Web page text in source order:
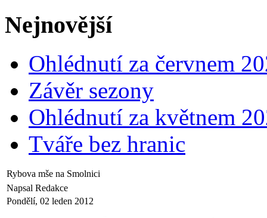
Nejnovější
Ohlédnutí za červnem
Závěr sezony
Ohlédnutí za květnem
Tváře bez hranic
Rybova mše na Smolnici
Napsal Redakce
Pondělí, 02 leden 2012